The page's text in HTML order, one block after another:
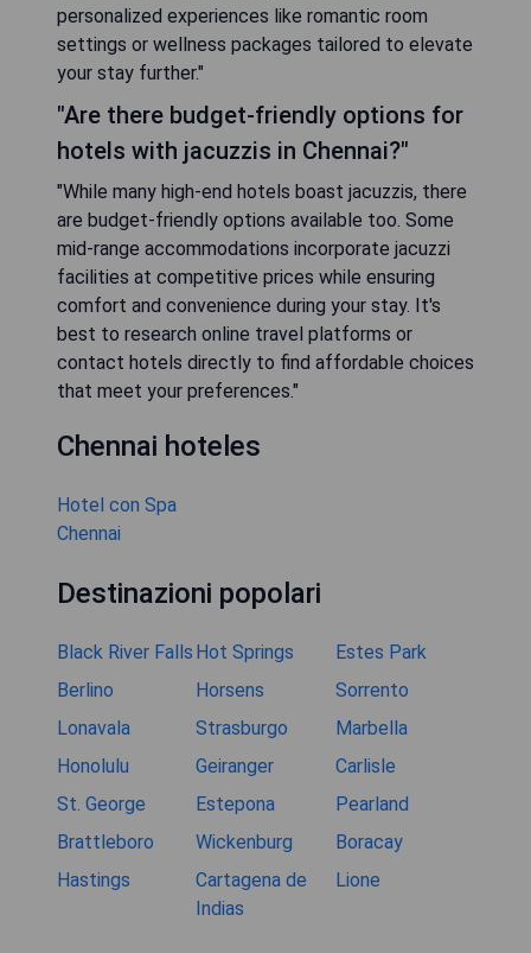
personalized experiences like romantic room
settings or wellness packages tailored to elevate
your stay further."
"Are there budget-friendly options for
hotels with jacuzzis in Chennai?"
"While many high-end hotels boast jacuzzis, there
are budget-friendly options available too. Some
mid-range accommodations incorporate jacuzzi
facilities at competitive prices while ensuring
comfort and convenience during your stay. It's
best to research online travel platforms or
contact hotels directly to find affordable choices
that meet your preferences."
Chennai hoteles
Hotel con Spa
Chennai
Destinazioni popolari
Black River Falls Hot Springs
Estes Park
Berlino
Horsens
Sorrento
Lonavala
Strasburgo
Marbella
Honolulu
Geiranger
Carlisle
St. George
Estepona
Pearland
Brattleboro
Wickenburg
Boracay
Hastings
Cartagena de
Indias
Lione